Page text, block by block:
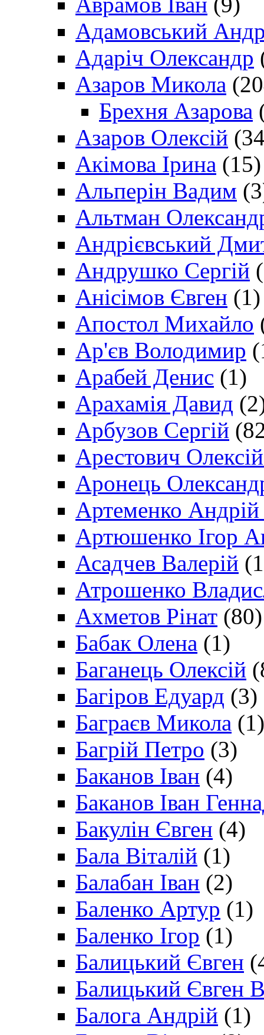
Адамовський
Адаріч Олександр
Азаров Микола
Брехня Азарова
Азаров Олексій
Акімова Ірина (15)
Альперін Вадим
Альтман
Андрієвський
Андрушко Сергій
Анісімов Євген (1)
Апостол Михайло
Ар'єв Володимир
Арабей Денис (1)
Арахамія Давид
Арбузов Сергій
Арестович
Аронець
Артеменко Андрій
Артюшенко Ігор
Асадчев Валерій
Атрошенко
Ахметов Рінат (80)
Бабак Олена (1)
Баганець Олексій
Багіров Едуард (3)
Баграєв Микола (1)
Багрій Петро (3)
Баканов Іван (4)
Баканов Іван
Бакулін Євген (4)
Бала Віталій (1)
Балабан Іван (2)
Баленко Артур (1)
Баленко Ігор (1)
Балицький Євген
Балицький Євген
Балога Андрій (1)